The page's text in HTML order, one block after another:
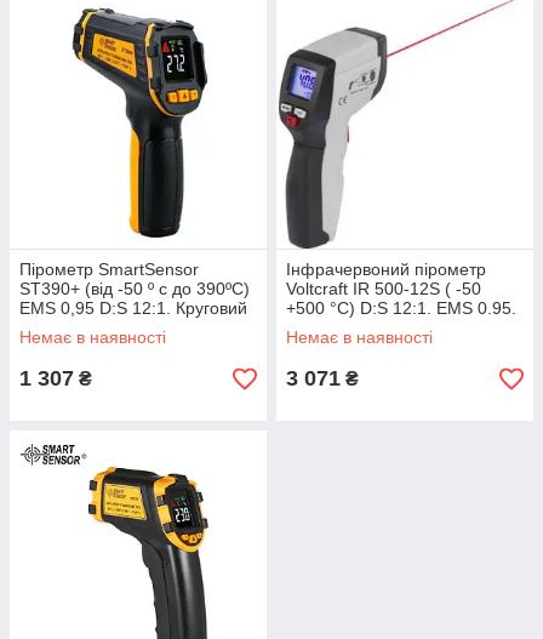
Пірометр SmartSensor
ST390+ (від -50 º c до 390ºC)
EMS 0,95 D:S 12:1. Круговий
лазер
Немає в наявності
1 307 ₴
Інфрачервоний пірометр
Voltcraft IR 500-12S ( -50
+500 °C) D:S 12:1. EMS 0.95.
Германия
Немає в наявності
3 071 ₴